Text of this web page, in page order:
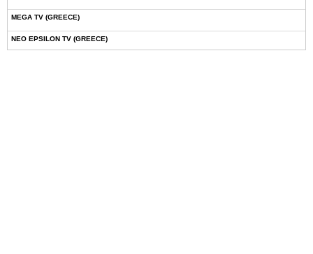
MEGA TV (GREECE)
NEO EPSILON TV (GREECE)